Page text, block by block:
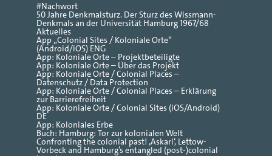
#Nachwort
50 Jahre Denkmalsturz. Der Sturz des Wissmann-
Denkmals an der Universität Hamburg 1967/68
Aktuelles
App „Colonial Sites / Koloniale Orte“
(Android/iOS) ENG
App: Koloniale Orte – Projektbeteiligte
App: Koloniale Orte – Über das Projekt
App: Koloniale Orte / Colonial Places –
Datenschutz / Data Protection
App: Koloniale Orte / Colonial Places – Erklärung
zur Barrierefreiheit
App: Koloniale Orte / Colonial Sites (iOS/Android)
DE
App: Koloniales Erbe
Buch: Hamburg: Tor zur kolonialen Welt
Confronting the colonial past! ‚Askari‘, Lettow-
Vorbeck and Hamburg’s entangled (post-)colonial